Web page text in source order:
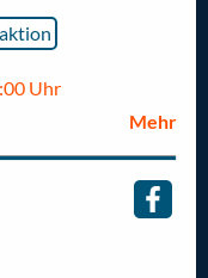
Uhr
Mehr